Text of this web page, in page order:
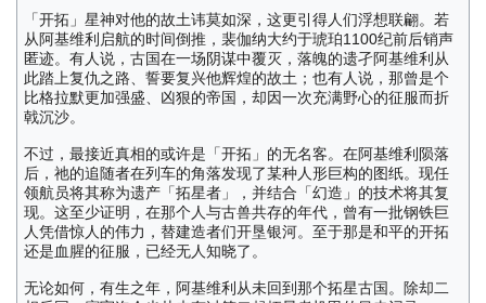
「开拓」星神对他的故土讳莫如深，这更引得人们浮想联翩。若
从阿基维利启航的时间倒推，裴伽纳大约于琥珀1100纪前后销声
匿迹。有人说，古国在一场阴谋中覆灭，落魄的遗孑阿基维利从
此踏上复仇之路、誓要复兴他辉煌的故土；也有人说，那曾是个
比格拉默更加强盛、凶狠的帝国，却因一次充满野心的征服而折
戟沉沙。
不过，最接近真相的或许是「开拓」的无名客。在阿基维利陨落
后，祂的追随者在列车的角落发现了某种人形巨构的图纸。现任
领航员将其称为遗产「拓星者」，并结合「幻造」的技术将其复
现。这至少证明，在那个人与古兽共存的年代，曾有一批钢铁巨
人凭借惊人的伟力，替建造者们开垦银河。至于那是和平的开拓
还是血腥的征服，已经无人知晓了。
无论如何，有生之年，阿基维利从未回到那个拓星古国。除却二